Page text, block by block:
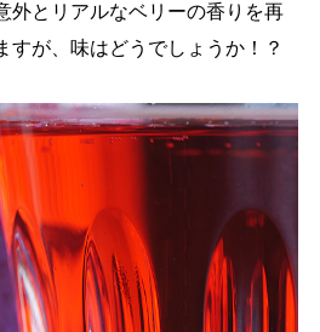
外とリアルなベリーの香りを再
すが、味はどうでしょうか！？